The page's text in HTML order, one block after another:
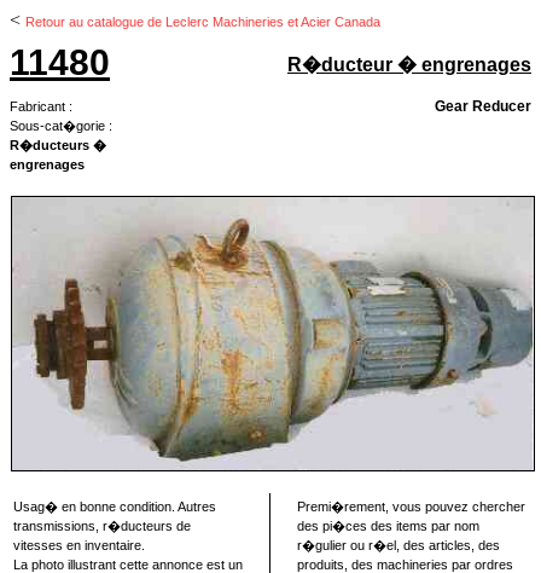
< Retour au catalogue de Leclerc Machineries et Acier Canada
11480
Fabricant :
Sous-cat�gorie :
R�ducteurs �
engrenages
R�ducteur � engrenages
Gear Reducer
Usag� en bonne condition. Autres
transmissions, r�ducteurs de
vitesses en inventaire.
La photo illustrant cette annonce est un
Premi�rement, vous pouvez chercher
des pi�ces des items par nom
r�gulier ou r�el, des articles, des
produits, des machineries par ordres